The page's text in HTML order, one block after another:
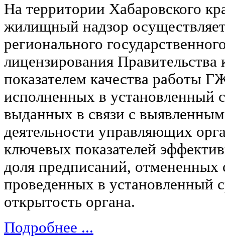
На территории Хабаровского
жилищный надзор
регионального
лицензирования
показателем качества работы
исполненных в установленный
выданных в связи с
деятельности управляющих
ключевых показателей
доля предписаний, отмененных
проведенных в установленный
открытость органа.
Подробнее ...